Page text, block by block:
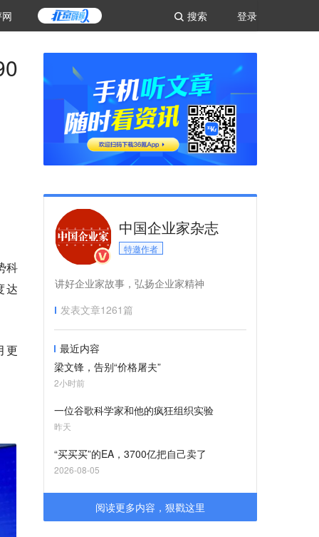
登录
搜索
科
达
更
中国企业家杂志
特邀作者
讲好企业家故事，弘扬企业家精神
发表文章1261篇
最近内容
梁文锋，告别“价格屠夫”
2小时前
一位谷歌科学家和他的疯狂组织实验
昨天
“买买买”的EA，3700亿把自己卖了
2026-08-05
阅读更多内容，狠戳这里